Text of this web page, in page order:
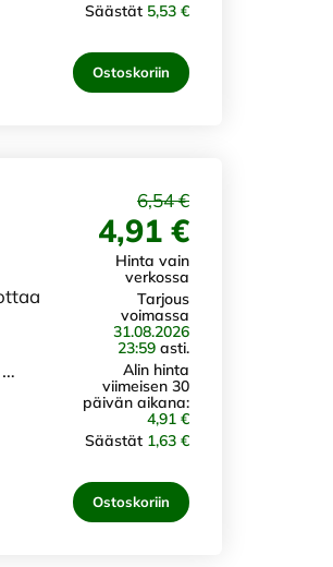
Säästät 5,53 €
Ostoskoriin
6,54 €
4,91 €
Hinta vain
verkossa
Tarjous
voimassa
31.08.2026
23:59 asti.
Alin hinta
viimeisen 30
päivän aikana:
4,91 €
Säästät 1,63 €
Ostoskoriin